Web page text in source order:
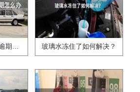
驾驶证到期没有换,逾期怎么办?? 玻璃水冻住了如何解决？